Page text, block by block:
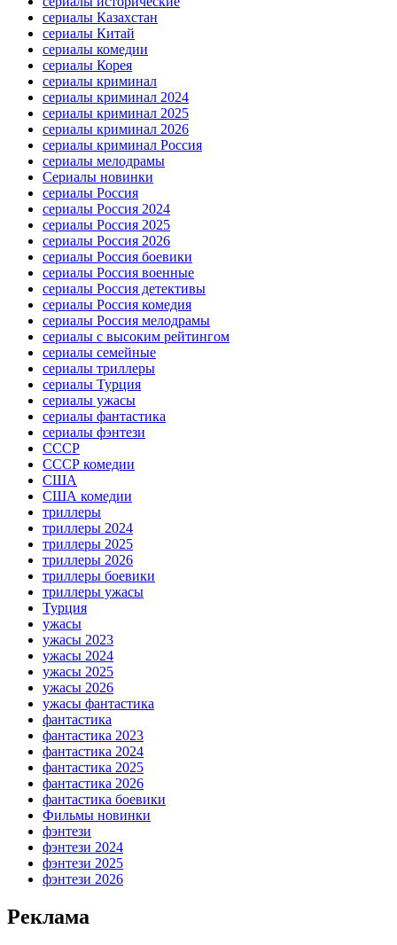
сериалы Казахстан
сериалы Китай
сериалы комедии
сериалы Корея
сериалы криминал
сериалы криминал 2024
сериалы криминал 2025
сериалы криминал 2026
сериалы криминал Россия
сериалы мелодрамы
Сериалы новинки
сериалы Россия
сериалы Россия 2024
сериалы Россия 2025
сериалы Россия 2026
сериалы Россия боевики
сериалы Россия военные
сериалы Россия детективы
сериалы Россия комедия
сериалы Россия мелодрамы
сериалы с высоким рейтингом
сериалы семейные
сериалы триллеры
сериалы Турция
сериалы ужасы
сериалы фантастика
сериалы фэнтези
СССР
СССР комедии
США
США комедии
триллеры
триллеры 2024
триллеры 2025
триллеры 2026
триллеры боевики
триллеры ужасы
Турция
ужасы
ужасы 2023
ужасы 2024
ужасы 2025
ужасы 2026
ужасы фантастика
фантастика
фантастика 2023
фантастика 2024
фантастика 2025
фантастика 2026
фантастика боевики
Фильмы новинки
фэнтези
фэнтези 2024
фэнтези 2025
фэнтези 2026
Реклама